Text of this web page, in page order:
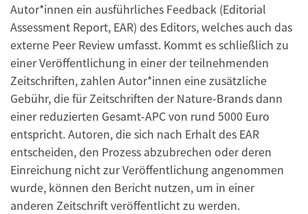
Autor*innen ein ausführliches Feedback (Editorial
Assessment Report, EAR) des Editors, welches auch das
externe Peer Review umfasst. Kommt es schließlich zu
einer Veröffentlichung in einer der teilnehmenden
Zeitschriften, zahlen Autor*innen eine zusätzliche
Gebühr, die für Zeitschriften der Nature-Brands dann
einer reduzierten Gesamt-APC von rund 5000 Euro
entspricht. Autoren, die sich nach Erhalt des EAR
entscheiden, den Prozess abzubrechen oder deren
Einreichung nicht zur Veröffentlichung angenommen
wurde, können den Bericht nutzen, um in einer
anderen Zeitschrift veröffentlicht zu werden.